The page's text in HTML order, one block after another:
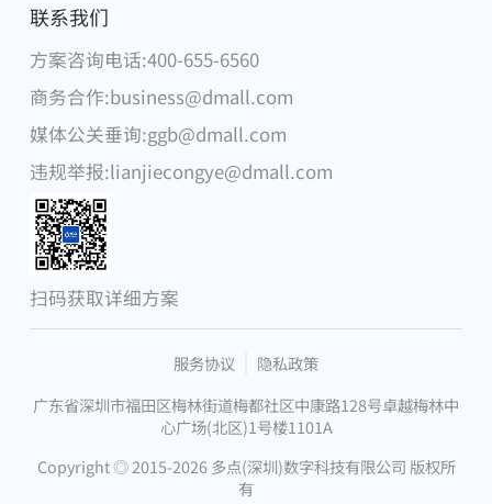
麦德龙中国
腾讯
物美集团
DFI零售集团
步步高集团
微软
联系我们
方案咨询电话:400-655-6560
商务合作:business@dmall.com
媒体公关垂询:ggb@dmall.com
违规举报:lianjiecongye@dmall.com
扫码获取详细方案
服务协议
隐私政策
广东省深圳市福田区梅林街道梅都社区中康路128号卓越梅林中
心广场(北区)1号楼1101A
Copyright ◎ 2015-2026 多点(深圳)数字科技有限公司 版权所
有